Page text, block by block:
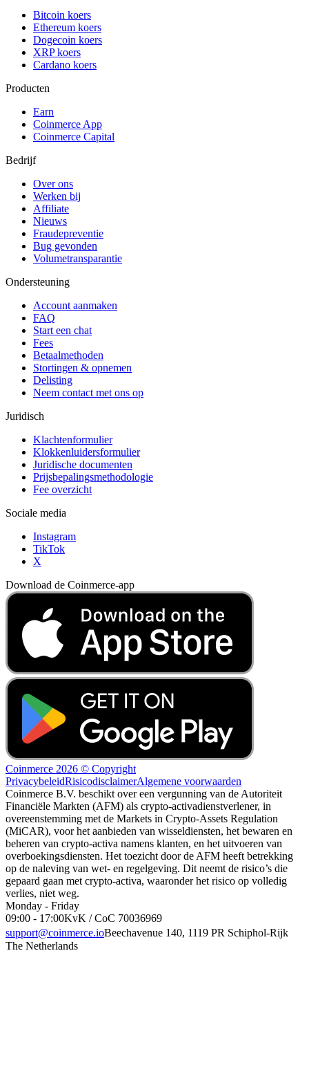
Bitcoin koers
Ethereum koers
Dogecoin koers
XRP koers
Cardano koers
Producten
Earn
Coinmerce App
Coinmerce Capital
Bedrijf
Over ons
Werken bij
Affiliate
Nieuws
Fraudepreventie
Bug gevonden
Volumetransparantie
Ondersteuning
Account aanmaken
FAQ
Start een chat
Fees
Betaalmethoden
Stortingen & opnemen
Delisting
Neem contact met ons op
Juridisch
Klachtenformulier
Klokkenluidersformulier
Juridische documenten
Prijsbepalingsmethodologie
Fee overzicht
Sociale media
Instagram
TikTok
X
Download de Coinmerce-app
Coinmerce 2026 © Copyright
PrivacybeleidRisicodisclaimerAlgemene voorwaarden
Coinmerce B.V. beschikt over een vergunning van de Autoriteit
Financiële Markten (AFM) als crypto-activadienstverlener, in
overeenstemming met de Markets in Crypto-Assets Regulation
(MiCAR), voor het aanbieden van wisseldiensten, het bewaren en
beheren van crypto-activa namens klanten, en het uitvoeren van
overboekingsdiensten. Het toezicht door de AFM heeft betrekking
op de naleving van wet- en regelgeving. Dit neemt de risico’s die
gepaard gaan met crypto-activa, waaronder het risico op volledig
verlies, niet weg.
Monday - Friday
09:00 - 17:00KvK / CoC 70036969
support@coinmerce.ioBeechavenue 140, 1119 PR Schiphol-Rijk
The Netherlands